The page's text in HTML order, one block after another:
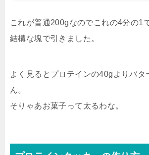
これが普通200gなのでこれの4分の1
結構な塊で引きました。
よく見るとプロテインの40gよりバタ
ん。
そりゃあお菓子って太るわな。